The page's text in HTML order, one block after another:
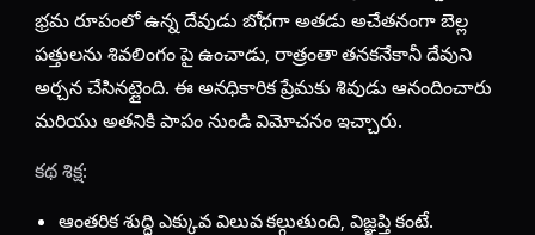
భ్రమ రూపంలో ఉన్న దేవుడు బోధగా అతడు అచేతనంగా బెల్ల
పత్తులను శివలింగం పై ఉంచాడు, రాత్రంతా తనకనేకానీ దేవుని
అర్చన చేసినట్లైంది. ఈ అనధికారిక ప్రేమకు శివుడు ఆనందించారు
మరియు అతనికి పాపం నుండి విమోచనం ఇచ్చారు.
కథ శిక్ష:
ఆంతరిక శుద్ధి ఎక్కువ విలువ కల్గుతుంది, విజ్ఞప్తి కంటే.